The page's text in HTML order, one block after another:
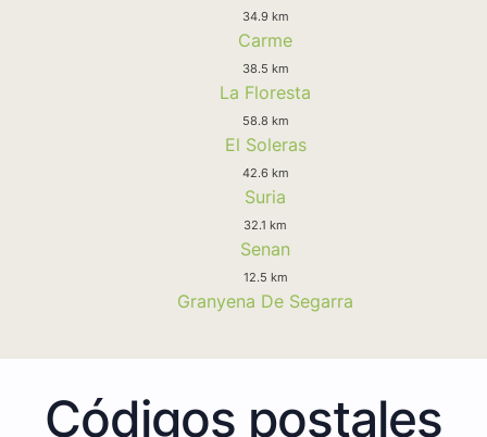
34.9 km
Carme
38.5 km
La Floresta
58.8 km
El Soleras
42.6 km
Suria
32.1 km
Senan
12.5 km
Granyena De Segarra
Códigos postales